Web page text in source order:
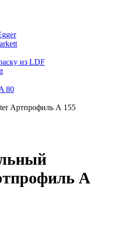
из LDF
80
Артпрофиль А 155
А